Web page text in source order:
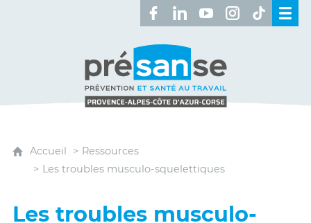
Retrouvez-nous sur Facebook
Retrouvez-nous sur
Retrouvez-nous sur
Retrouvez-
Accueil
Ressources
Les troubles musculo-squelettiques
Les troubles musculo-